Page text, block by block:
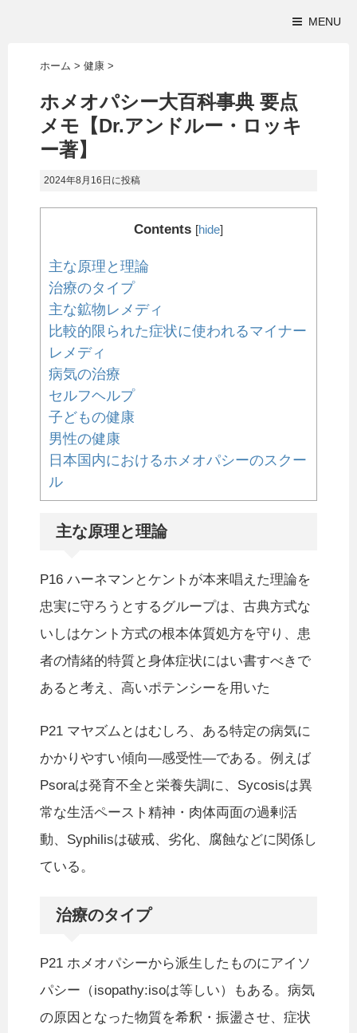
MENU
ホーム > 健康 >
ホメオパシー大百科事典 要点
メモ【Dr.アンドルー・ロッキ
ー著】
2024年8月16日 に投稿
Contents [hide]
主な原理と理論
治療のタイプ
主な鉱物レメディ
比較的限られた症状に使われるマイナー
レメディ
病気の治療
セルフヘルプ
子どもの健康
男性の健康
日本国内におけるホメオパシーのスクー
ル
主な原理と理論
P16 ハーネマンとケントが本来唱えた理論を
忠実に守ろうとするグループは、古典方式な
いしはケント方式の根本体質処方を守り、患
者の情緒的特質と身体症状にはい書すべきで
あると考え、高いポテンシーを用いた
P21 マヤズムとはむしろ、ある特定の病気に
かかりやすい傾向—感受性—である。例えば
Psoraは発育不全と栄養失調に、Sycosisは異
常な生活ペースト精神・肉体両面の過剰活
動、Syphilisは破戒、劣化、腐蝕などに関係し
ている。
治療のタイプ
P21 ホメオパシーから派生したものにアイソ
パシー（isopathy:isoは等しい）もある。病気
の原因となった物質を希釈・振盪させ、症状